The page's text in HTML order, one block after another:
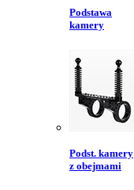
Podstawa
kamery
Podst. kamery
z obejmami